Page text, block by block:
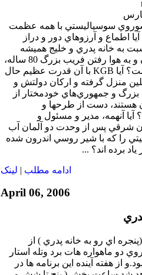
شوروي سوسياليستي با همه عظمت
اطماع و آرزوهاي دور و دراز
به خانه پدري و خليج هميشه
فارس، همراه با دود شدن و به هوا رفتن فريب بزرگ 80 ساله،
دود شده و به هوا رفته است؟ آيا KGB با آن قدرت عظيم حال
منزل گرفته و اركان دولتش و
ولايات بزرگ و جمهوري‌هاي خودمختار از
هستند، دست از طرحها و
آنهمه، مدير و مسئول و
شرقي پس از وحدت دو آلمان آب
را كه با شير روسي اندرون شده
برده ‌اند؟ ...
ادامه مطلب | لينک
April 06, 2006
اي رو به خانه پدري ) از
دو ماهواره هات برد وتله استار
از هفته آينده اين برنامه ها در